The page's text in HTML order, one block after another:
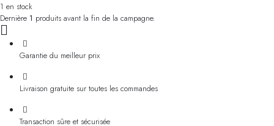
1 en stock
Dernière 1 produits avant la fin de la campagne.
Garantie du meilleur prix
Livraison gratuite sur toutes les commandes
Transaction sûre et sécurisée